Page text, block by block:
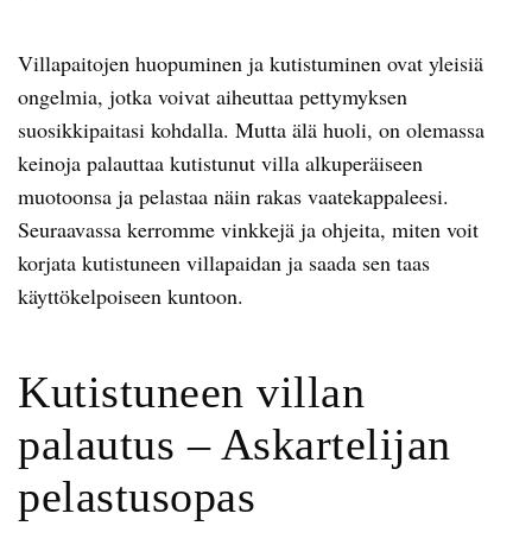
Villapaitojen huopuminen ja kutistuminen ovat yleisiä
ongelmia, jotka voivat aiheuttaa pettymyksen
suosikkipaitasi kohdalla. Mutta älä huoli, on olemassa
keinoja palauttaa kutistunut villa alkuperäiseen
muotoonsa ja pelastaa näin rakas vaatekappaleesi.
Seuraavassa kerromme vinkkejä ja ohjeita, miten voit
korjata kutistuneen villapaidan ja saada sen taas
käyttökelpoiseen kuntoon.
Kutistuneen villan
palautus – Askartelijan
pelastusopas